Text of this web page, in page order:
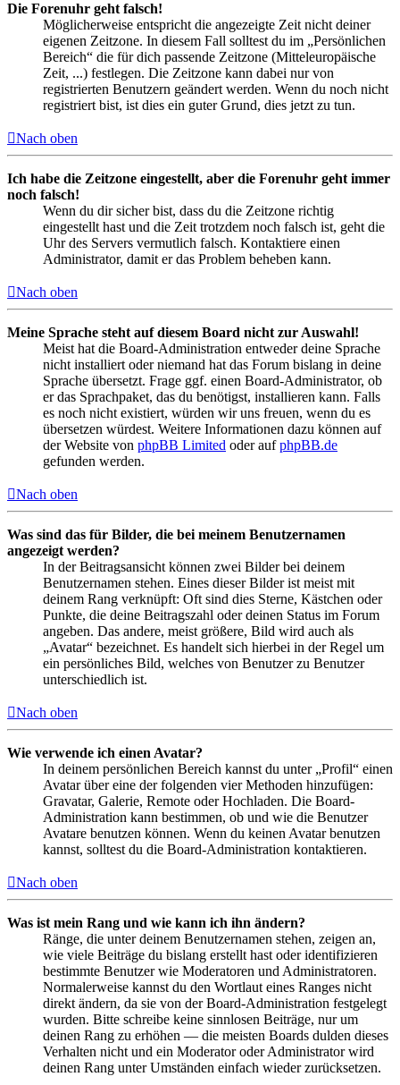
Die Forenuhr geht falsch!
Möglicherweise entspricht die angezeigte Zeit nicht deiner
eigenen Zeitzone. In diesem Fall solltest du im „Persönlichen
Bereich“ die für dich passende Zeitzone (Mitteleuropäische
Zeit, ...) festlegen. Die Zeitzone kann dabei nur von
registrierten Benutzern geändert werden. Wenn du noch nicht
registriert bist, ist dies ein guter Grund, dies jetzt zu tun.
Nach oben
Ich habe die Zeitzone eingestellt, aber die Forenuhr geht immer
noch falsch!
Wenn du dir sicher bist, dass du die Zeitzone richtig
eingestellt hast und die Zeit trotzdem noch falsch ist, geht die
Uhr des Servers vermutlich falsch. Kontaktiere einen
Administrator, damit er das Problem beheben kann.
Nach oben
Meine Sprache steht auf diesem Board nicht zur Auswahl!
Meist hat die Board-Administration entweder deine Sprache
nicht installiert oder niemand hat das Forum bislang in deine
Sprache übersetzt. Frage ggf. einen Board-Administrator, ob
er das Sprachpaket, das du benötigst, installieren kann. Falls
es noch nicht existiert, würden wir uns freuen, wenn du es
übersetzen würdest. Weitere Informationen dazu können auf
der Website von phpBB Limited oder aufphpBB.de
gefunden werden.
Nach oben
Was sind das für Bilder, die bei meinem Benutzernamen
angezeigt werden?
In der Beitragsansicht können zwei Bilder bei deinem
Benutzernamen stehen. Eines dieser Bilder ist meist mit
deinem Rang verknüpft: Oft sind dies Sterne, Kästchen oder
Punkte, die deine Beitragszahl oder deinen Status im Forum
angeben. Das andere, meist größere, Bild wird auch als
„Avatar“ bezeichnet. Es handelt sich hierbei in der Regel um
ein persönliches Bild, welches von Benutzer zu Benutzer
unterschiedlich ist.
Nach oben
Wie verwende ich einen Avatar?
In deinem persönlichen Bereich kannst du unter „Profil“ einen
Avatar über eine der folgenden vier Methoden hinzufügen:
Gravatar, Galerie, Remote oder Hochladen. Die Board-
Administration kann bestimmen, ob und wie die Benutzer
Avatare benutzen können. Wenn du keinen Avatar benutzen
kannst, solltest du die Board-Administration kontaktieren.
Nach oben
Was ist mein Rang und wie kann ich ihn ändern?
Ränge, die unter deinem Benutzernamen stehen, zeigen an,
wie viele Beiträge du bislang erstellt hast oder identifizieren
bestimmte Benutzer wie Moderatoren und Administratoren.
Normalerweise kannst du den Wortlaut eines Ranges nicht
direkt ändern, da sie von der Board-Administration festgelegt
wurden. Bitte schreibe keine sinnlosen Beiträge, nur um
deinen Rang zu erhöhen — die meisten Boards dulden dieses
Verhalten nicht und ein Moderator oder Administrator wird
deinen Rang unter Umständen einfach wieder zurücksetzen.